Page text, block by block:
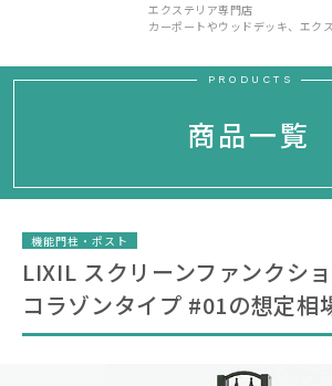
エクステリア専門店
カーポートやウッドデッキ、エク
PRODUCTS
商品一覧
機能門柱・ポスト
LIXIL スクリーンファンクシ
コラゾンタイプ #01の想定相